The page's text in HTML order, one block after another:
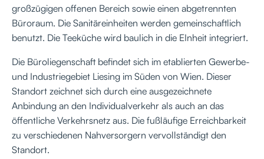
großzügigen offenen Bereich sowie einen abgetrennten
Büroraum. Die Sanitäreinheiten werden gemeinschaftlich
benutzt. Die Teeküche wird baulich in die EInheit integriert.
Die Büroliegenschaft befindet sich im etablierten Gewerbe-
und Industriegebiet Liesing im Süden von Wien. Dieser
Standort zeichnet sich durch eine ausgezeichnete
Anbindung an den Individualverkehr als auch an das
öffentliche Verkehrsnetz aus. Die fußläufige Erreichbarkeit
zu verschiedenen Nahversorgern vervollständigt den
Standort.